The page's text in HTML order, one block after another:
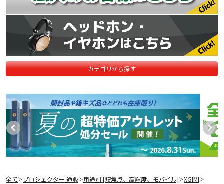
カテゴリから探す
全て＞プロジェクター 通販＞用途別 [短焦点、高輝度、モバイル]＞XGIMI＞